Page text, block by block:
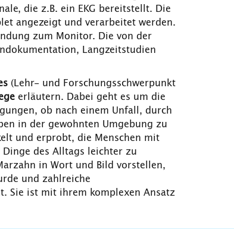
die z.B. ein EKG bereitstellt. Die
angezeigt und verarbeitet werden.
zum Monitor. Die von der
Langzeitstudien
(Lehr- und Forschungsschwerpunkt
erläutern. Dabei geht es um die
ob nach einem Unfall, durch
in der gewohnten Umgebung zu
und erprobt, die Menschen mit
des Alltags leichter zu
in Wort und Bild vorstellen,
und zahlreiche
Sie ist mit ihrem komplexen Ansatz